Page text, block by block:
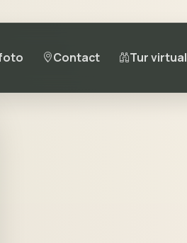
Contact Tur virtual